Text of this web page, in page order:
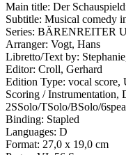
Main title: Der
Subtitle: Musical comedy
Series: BÄRENREITER
Arranger: Vogt, Hans
Libretto/Text by:
Editor: Croll, Gerhard
Edition Type: vocal score,
Scoring / Instrumentation,
2SSolo/TSolo/BSolo/
Binding: Stapled
Languages: D
Format: 27,0 x 19,0 cm